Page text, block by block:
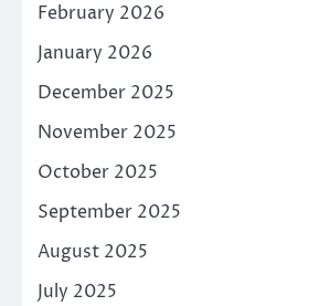
February 2026
January 2026
December 2025
November 2025
October 2025
September 2025
August 2025
July 2025